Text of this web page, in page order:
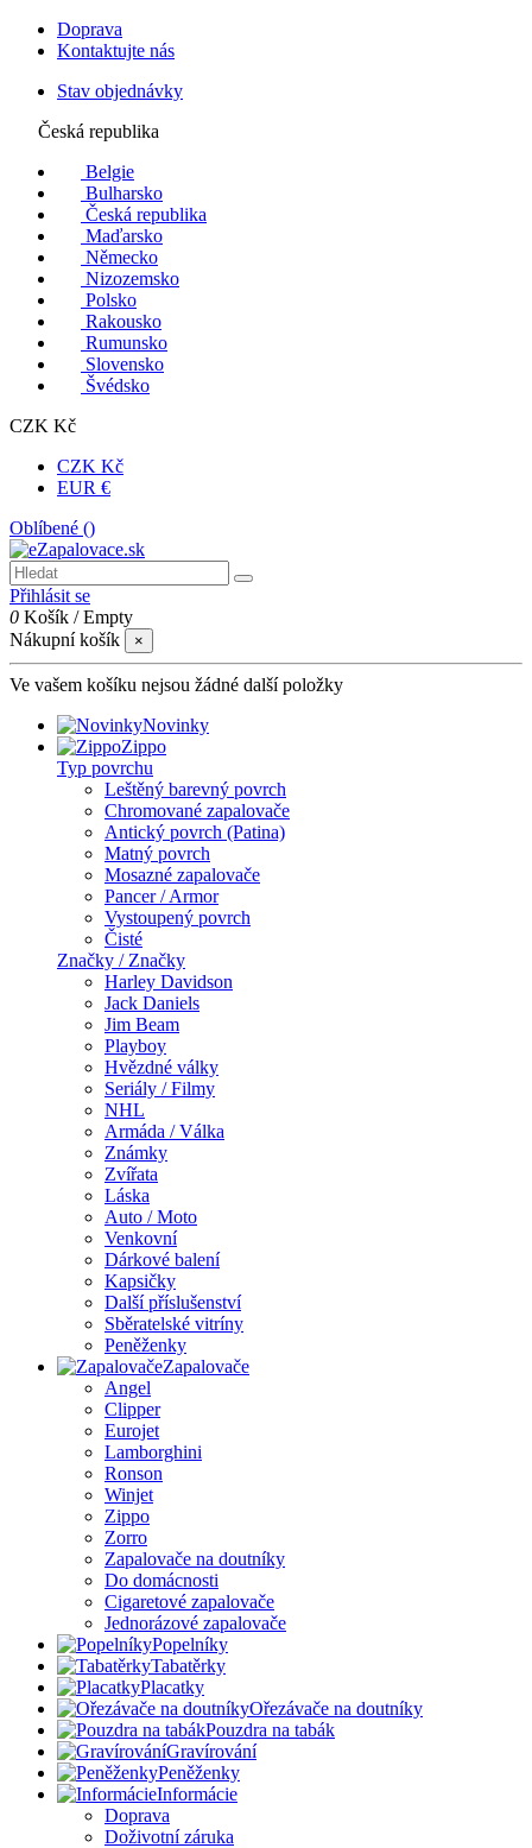
Doprava
Kontaktujte nás
Stav objednávky
Česká republika
Belgie
Bulharsko
Česká republika
Maďarsko
Německo
Nizozemsko
Polsko
Rakousko
Rumunsko
Slovensko
Švédsko
CZK Kč
CZK Kč
EUR €
Oblíbené ()
Přihlásit se
0 Košík /Empty
Nákupní košík
×
Ve vašem košíku nejsou žádné další položky
Novinky
Zippo
Typ povrchu
Leštěný barevný povrch
Chromované zapalovače
Antický povrch (Patina)
Matný povrch
Mosazné zapalovače
Pancer / Armor
Vystoupený povrch
Čisté
Značky / Značky
Harley Davidson
Jack Daniels
Jim Beam
Playboy
Hvězdné války
Seriály / Filmy
NHL
Armáda / Válka
Známky
Zvířata
Láska
Auto / Moto
Venkovní
Dárkové balení
Kapsičky
Další příslušenství
Sběratelské vitríny
Peněženky
Zapalovače
Angel
Clipper
Eurojet
Lamborghini
Ronson
Winjet
Zippo
Zorro
Zapalovače na doutníky
Do domácnosti
Cigaretové zapalovače
Jednorázové zapalovače
Popelníky
Tabatěrky
Placatky
Ořezávače na doutníky
Pouzdra na tabák
Gravírování
Peněženky
Informácie
Doprava
Doživotní záruka